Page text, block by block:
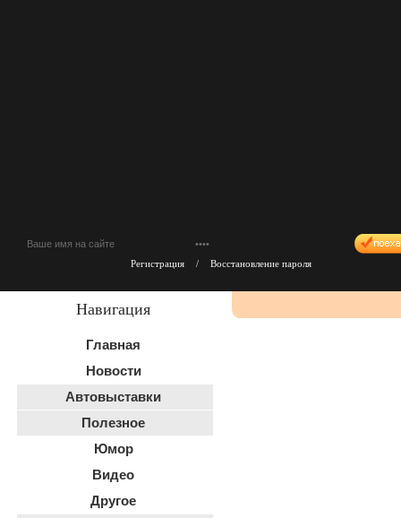
Регистрация / Восстановление пароля
Навигация
Главная
Новости
Автовыставки
Полезное
Юмор
Видео
Другое